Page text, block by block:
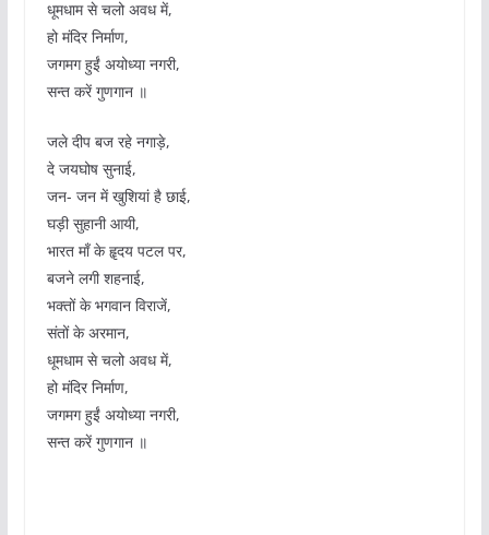
धूमधाम से चलो अवध में,
हो मंदिर निर्माण,
जगमग हुईं अयोध्या नगरी,
सन्त करें गुणगान ॥
जले दीप बज रहे नगाड़े,
दे जयघोष सुनाई,
जन- जन में खुशियां है छाई,
घड़ी सुहानी आयी,
भारत माँ के हॄदय पटल पर,
बजने लगी शहनाई,
भक्तों के भगवान विराजें,
संतों के अरमान,
धूमधाम से चलो अवध में,
हो मंदिर निर्माण,
जगमग हुईं अयोध्या नगरी,
सन्त करें गुणगान ॥